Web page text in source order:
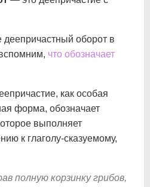
деепричастный оборот в
что обозначает
как особая
форма, обозначает
выполняет
к глаголу-сказуемому,
полную корзинку грибов,